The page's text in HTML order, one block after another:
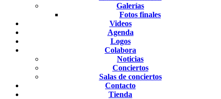
Galerías
Fotos finales
Videos
Agenda
Logos
Colabora
Noticias
Conciertos
Salas de conciertos
Contacto
Tienda